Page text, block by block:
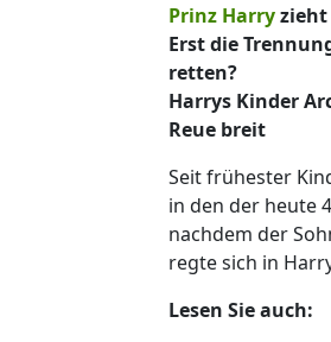
Prinz Harryzieht
Erst die
retten?
Harrys Kinder
Reue breit
Seit frühester
in den der heute
nachdem der
regte sich in
Lesen Sie auch: